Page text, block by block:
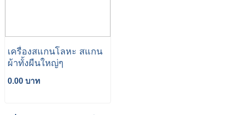
เครื่องสแกนโลหะ สแกน
ผ้าทั้งผืนใหญ่ๆ
0.00 บาท